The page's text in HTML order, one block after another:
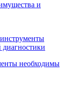
и
необходимы